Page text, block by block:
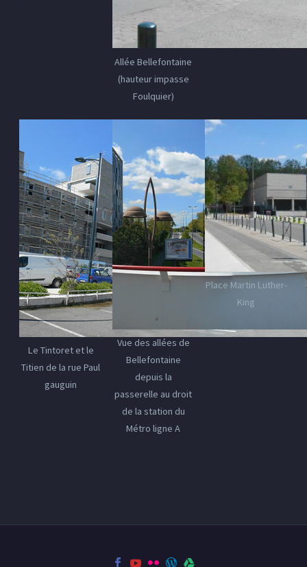
Allée Bellefontaine
(hauteur impasse
Foulquier)
Le Tintoret et le
Titien de la rue Paul
gauguin
Vue des allées de
Bellefontaine
depuis la
passerelle au droit
de la station du
Métro ligne A
Place Martin Luther-
King